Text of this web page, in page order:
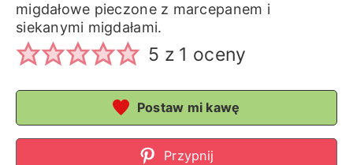
migdałowe pieczone z marcepanem i
siekanymi migdałami.
5 z 1 oceny
Postaw mi kawę
Przypnij